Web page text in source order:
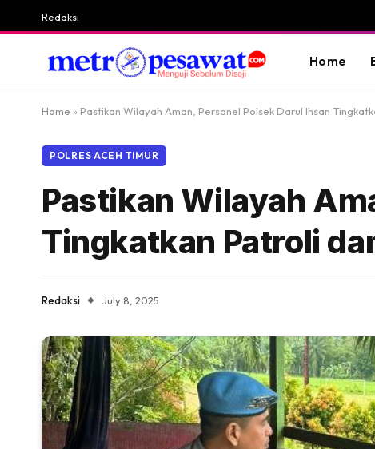
Redaksi
Home
Home » Pastikan Wilayah Aman, Personel Polsek Darul Ihsan
POLRES ACEH TIMUR
Pastikan Wilayah
Tingkatkan Patroli
Redaksi July 8, 2025